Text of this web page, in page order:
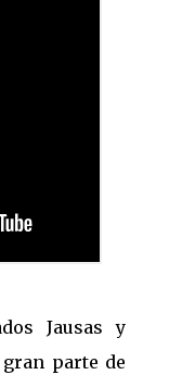
Jausas y
gran parte de